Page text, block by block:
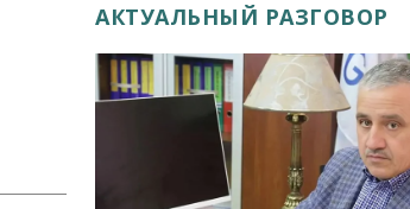
АКТУАЛЬНЫЙ РАЗГОВОР